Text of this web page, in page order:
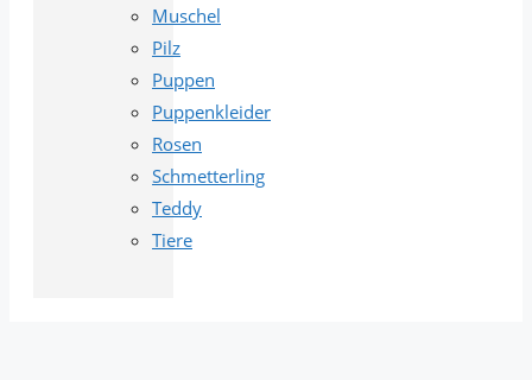
Muschel
Pilz
Puppen
Puppenkleider
Rosen
Schmetterling
Teddy
Tiere